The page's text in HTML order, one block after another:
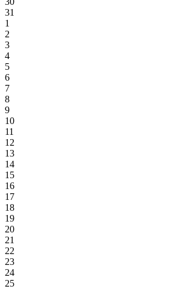
31
1
2
3
4
5
6
7
8
9
10
11
12
13
14
15
16
17
18
19
20
21
22
23
24
25